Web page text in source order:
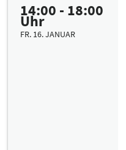
14:00 - 18:00
Uhr
FR. 16. JANUAR